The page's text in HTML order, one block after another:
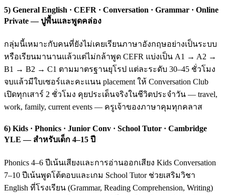
5) General English · CEFR · Conversation · Grammar · Online
Private — ปูพื้นและพูดคล่อง
กลุ่มนี้เหมาะกับคนที่ยังไม่เคยเรียนภาษาอังกฤษอย่างเป็นระบบ
หรือเรียนมานานแล้วแต่ไม่กล้าพูด CEFR แบ่งเป็น A1 → A2 →
B1 → B2 → C1 ตามมาตรฐานยุโรป แต่ละระดับ 30–45 ชั่วโมง
จบแล้วมีใบเซอร์และคะแนน placement ให้ Conversation Club
เปิดทุกเสาร์ 2 ชั่วโมง คุยประเด็นจริงในชีวิตประจำวัน — travel,
work, family, current events — ครูเจ้าของภาษาคุมทุกคลาส
6) Kids · Phonics · Junior Conv · School Tutor · Cambridge
YLE — สำหรับเด็ก 4–15 ปี
Phonics 4–6 ปีเน้นเสียงและการอ่านออกเสียง Kids Conversation
7–10 ปีเน้นพูดโต้ตอบและเกม School Tutor ช่วยเสริมวิชา
English ที่โรงเรียน (Grammar, Reading Comprehension, Writing)